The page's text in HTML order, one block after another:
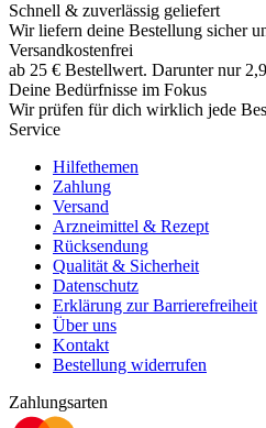
Schnell & zuverlässig geliefert
Wir liefern deine Bestellung sicher
Versandkostenfrei
ab 25 € Bestellwert. Darunter nur
Deine Bedürfnisse im Fokus
Wir prüfen für dich wirklich jede
Service
Hilfethemen
Zahlung
Versand
Arzneimittel & Rezept
Rücksendung
Qualität & Sicherheit
Datenschutz
Erklärung zur Barrierefreiheit
Über uns
Kontakt
Bestellung widerrufen
Zahlungsarten